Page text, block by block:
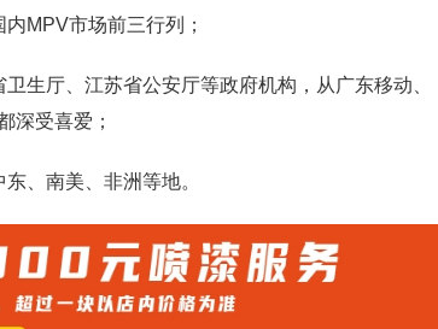
MPV市场前三行列；
生厅、江苏省公安厅等政府机构，从广东移动、
深受喜爱；
、南美、非洲等地。